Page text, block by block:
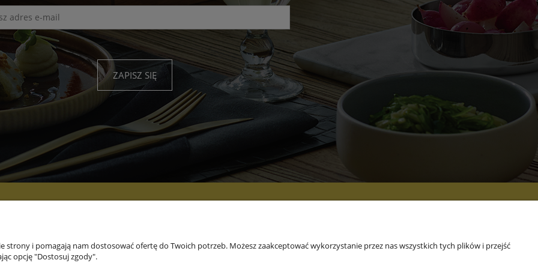
ZAPISZ SIĘ
Formy płatności
strony i pomagają nam dostosować ofertę do Twoich potrzeb. Możesz zaakceptować wykorzystanie przez nas wszystkich tych plików i przejść
opcję "Dostosuj zgody".